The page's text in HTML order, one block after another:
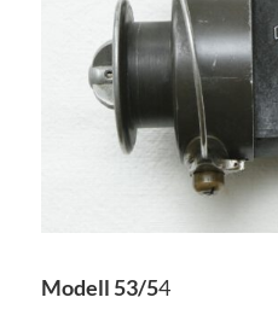
Modell 53/54